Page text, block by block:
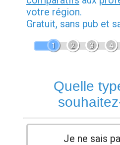
votre région.
Gratuit, sans pub et
1 2 3 4
Quelle
Je ne sais